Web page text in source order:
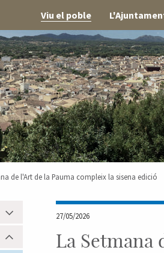
Viu el poble
de l'Art de la Pauma compleix la sisena edició
27/05/2026
La Setmana